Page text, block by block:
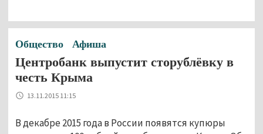
Общество Афиша
Центробанк выпустит сторублёвку в
честь Крыма
13.11.2015 11:15
В декабре 2015 года в России появятся купюры